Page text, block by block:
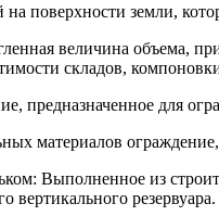
поверхности земли,
величина объема,
складов,
предназначенное для
материалов
Выполненное из
резервуара.